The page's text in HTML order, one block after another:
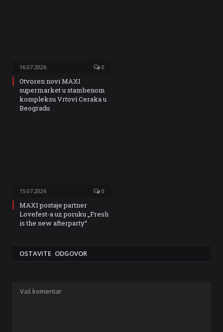
16.07.2026 0
Otvoren novi MAXI
supermarket u stambenom
kompleksu Vrtovi Ceraka u
Beogradu
15.07.2026 0
MAXI postaje partner
Lovefest-a uz poruku „Fresh
is the new afterparty“
OSTAVITE ODGOVOR